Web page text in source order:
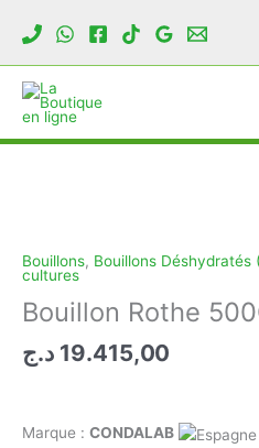
Bouillons, Bouillons Déshydratés
cultures
Bouillon Rothe
19.415,00 د.ج
Marque : CONDALAB
Rothe
CONDALAB